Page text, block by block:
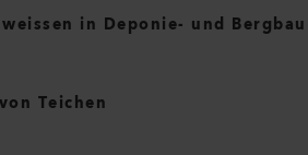
in Deponie- und Bergbau
Teichen